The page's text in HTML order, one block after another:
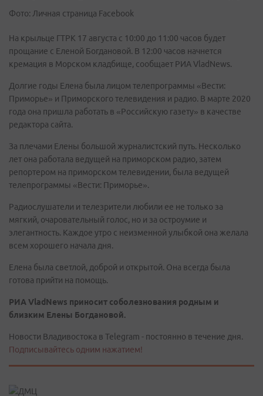
Фото: Личная страница Facebook
На крыльце ГТРК 17 августа с 10:00 до 11:00 часов будет
прощание с Еленой Богдановой. В 12:00 часов начнется
кремация в Морском кладбище, сообщает РИА VladNews.
Долгие годы Елена была лицом телепрограммы «Вести:
Приморье» и Приморского телевидения и радио. В марте 2020
года она пришла работать в «Российскую газету» в качестве
редактора сайта.
За плечами Елены большой журналистский путь. Несколько
лет она работала ведущей на приморском радио, затем
репортером на приморском телевидении, была ведущей
телепрограммы «Вести: Приморье».
Радиослушатели и телезрители любили ее не только за
мягкий, очаровательный голос, но и за остроумие и
элегантность. Каждое утро с неизменной улыбкой она желала
всем хорошего начала дня.
Елена была светлой, доброй и открытой. Она всегда была
готова прийти на помощь.
РИА VladNews приносит соболезнования родным и
близким Елены Богдановой.
Новости Владивостока в Telegram - постоянно в течение дня.
Подписывайтесь одним нажатием!